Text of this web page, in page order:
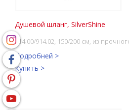
Душевой шланг, SilverShine
914.00/914.02, 150/200 см, из
Подробней >
Купить >